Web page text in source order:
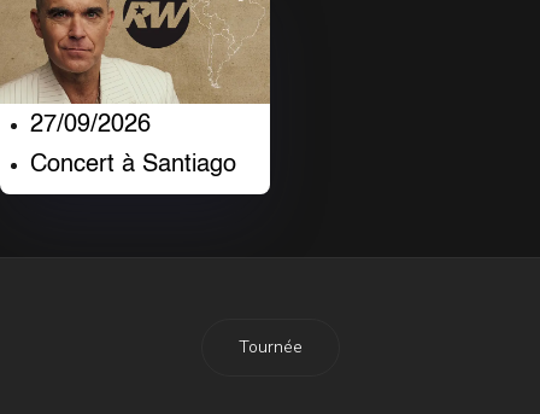
27/09/2026
Concert à Santiago
Tournée